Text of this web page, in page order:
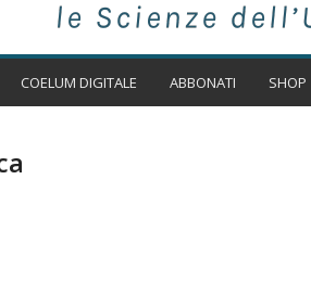
COELUM DIGITALE ABBONATI SHOP